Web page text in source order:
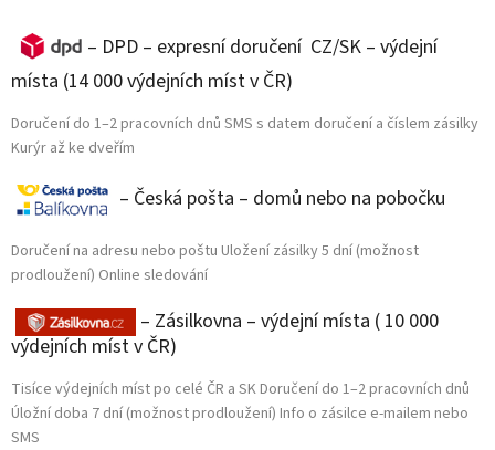
– DPD – expresní doručení CZ/SK – výdejní
místa (14 000 výdejních míst v ČR)
Doručení do 1–2 pracovních dnů SMS s datem doručení a číslem zásilky
Kurýr až ke dveřím
– Česká pošta – domů nebo na pobočku
Doručení na adresu nebo poštu Uložení zásilky 5 dní (možnost
prodloužení) Online sledování
– Zásilkovna – výdejní místa ( 10 000
výdejních míst v ČR)
Tisíce výdejních míst po celé ČR a SK Doručení do 1–2 pracovních dnů
Úložní doba 7 dní (možnost prodloužení) Info o zásilce e-mailem nebo
SMS